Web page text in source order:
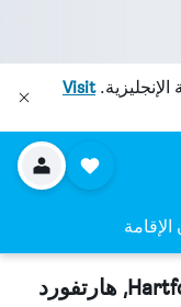
الإنجليزية.Visit